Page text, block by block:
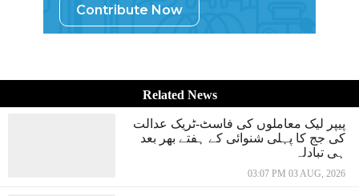
Contribute Now
Related News
پیپر لیک معاملوں کی فاسٹ-ٹریک عدالت
کی جج کا پہلی شنوائی کے ہفتے بھر بعد
ہی تبادلہ
03:07 PM 03 AUG, 2026